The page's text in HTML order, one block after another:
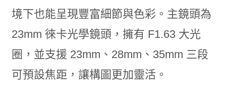
境下也能呈現豐富細節與色彩。主鏡頭為
23mm 徠卡光學鏡頭，擁有 F1.63 大光
圈，並支援 23mm、28mm、35mm 三段
可預設焦距，讓構圖更加靈活。